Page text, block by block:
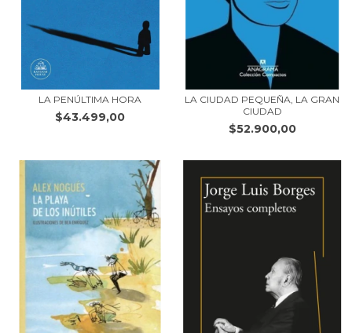
LA PENÚLTIMA HORA
$43.499,00
LA CIUDAD PEQUEÑA, LA GRAN
CIUDAD
$52.900,00